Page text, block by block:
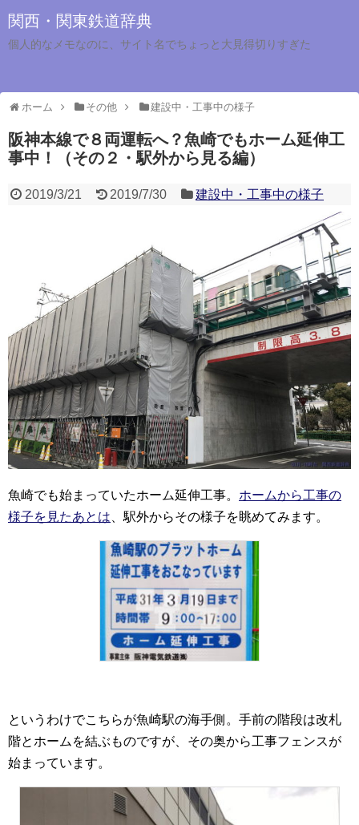
関西・関東鉄道辞典
個人的なメモなのに、サイト名でちょっと大見得切りすぎた
ホーム その他 建設中・工事中の様子
阪神本線で８両運転へ？魚崎でもホーム延伸工
事中！（その２・駅外から見る編）
2019/3/21 2019/7/30 建設中・工事中の様子
魚崎でも始まっていたホーム延伸工事。 ホームから工事の
様子を見たあとは 、駅外からその様子を眺めてみます。
というわけでこちらが魚崎駅の海手側。手前の階段は改札
階とホームを結ぶものですが、その奥から工事フェンスが
始まっています。